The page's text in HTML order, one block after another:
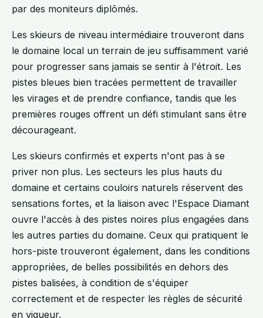
par des moniteurs diplômés.
Les skieurs de niveau intermédiaire trouveront dans
le domaine local un terrain de jeu suffisamment varié
pour progresser sans jamais se sentir à l'étroit. Les
pistes bleues bien tracées permettent de travailler
les virages et de prendre confiance, tandis que les
premières rouges offrent un défi stimulant sans être
décourageant.
Les skieurs confirmés et experts n'ont pas à se
priver non plus. Les secteurs les plus hauts du
domaine et certains couloirs naturels réservent des
sensations fortes, et la liaison avec l'Espace Diamant
ouvre l'accès à des pistes noires plus engagées dans
les autres parties du domaine. Ceux qui pratiquent le
hors-piste trouveront également, dans les conditions
appropriées, de belles possibilités en dehors des
pistes balisées, à condition de s'équiper
correctement et de respecter les règles de sécurité
en vigueur.